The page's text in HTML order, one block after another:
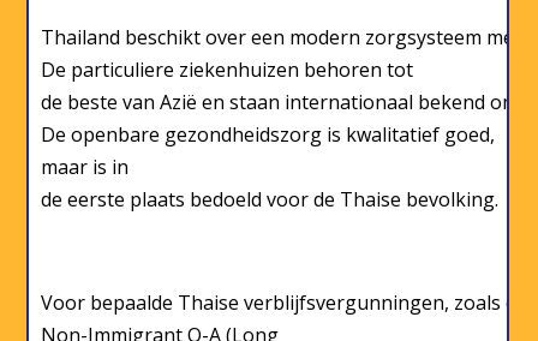
Thailand beschikt over een modern zorgsysteem met
De particuliere ziekenhuizen behoren tot
de beste van Azië en staan internationaal bekend
De openbare gezondheidszorg is kwalitatief goed,
maar is in
de eerste plaats bedoeld voor de Thaise bevolking.
Voor bepaalde Thaise verblijfsvergunningen, zoals de
Non-Immigrant O-A (Long